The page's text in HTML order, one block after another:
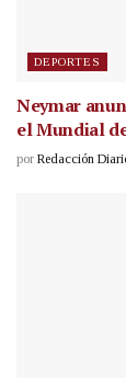
DEPORTES
Neymar
el Mundial
por Redacción